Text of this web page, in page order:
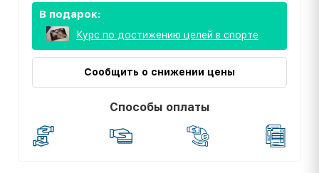
В подарок:
Курс по достижению целей в спорте
Сообщить о снижении цены
Способы оплаты